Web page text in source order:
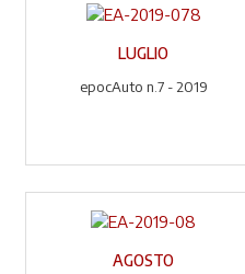
LUGLIO
epocAuto n.7 - 2019
AGOSTO